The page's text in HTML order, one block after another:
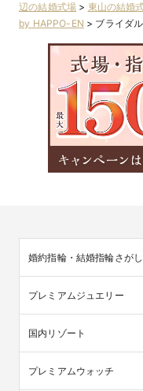
辺の結婚式場 > 東山の結婚
by HAPPO-EN > ブライダ
婚約指輪・結婚指輪さがし
プレミアムジュエリー
国内リゾート
プレミアムウォッチ